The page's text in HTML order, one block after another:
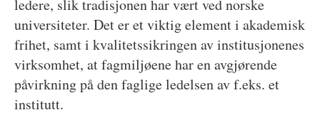
ledere, slik tradisjonen har vært ved norske
universiteter. Det er et viktig element i akademisk
frihet, samt i kvalitetssikringen av institusjonenes
virksomhet, at fagmiljøene har en avgjørende
påvirkning på den faglige ledelsen av f.eks. et
institutt.